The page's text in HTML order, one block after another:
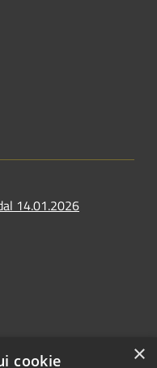
14.01.2026
×
cookie